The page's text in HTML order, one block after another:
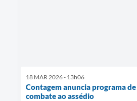
18 MAR 2026 - 13h06
Contagem anuncia programa
combate ao assédio